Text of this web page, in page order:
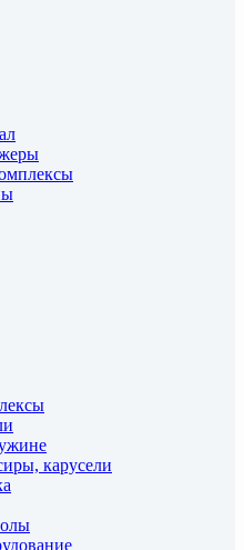
карусели